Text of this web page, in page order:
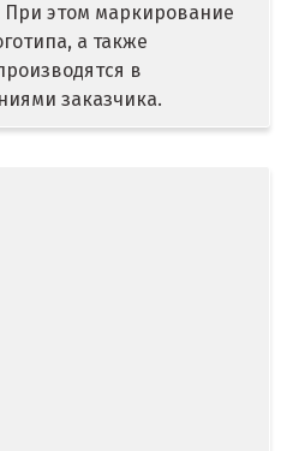
При этом маркирование
а также
в
заказчика.